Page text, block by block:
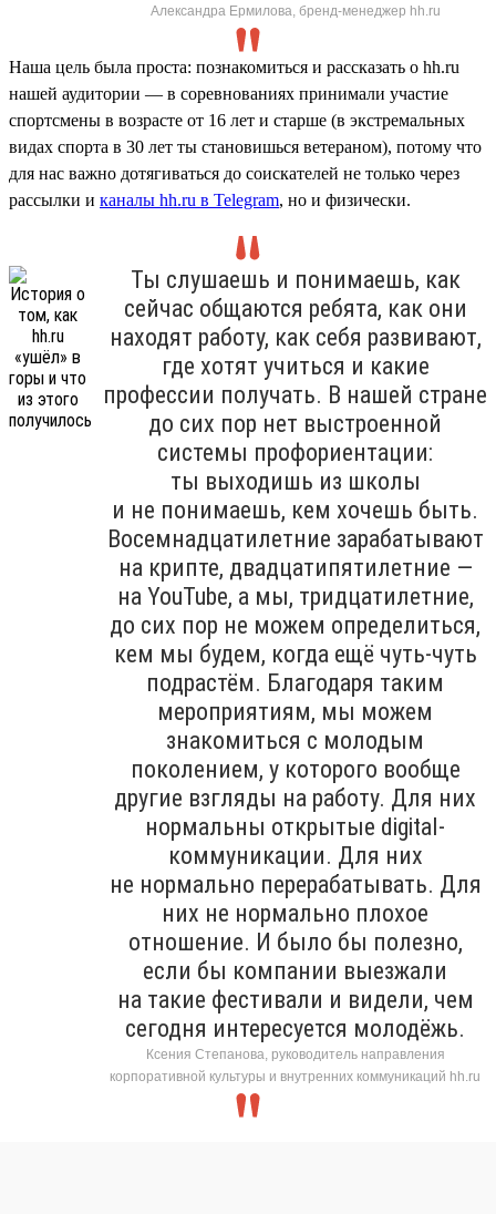
Александра Ермилова, бренд-менеджер hh.ru
Наша цель была проста: познакомиться и рассказать о hh.ru
нашей аудитории — в соревнованиях принимали участие
спортсмены в возрасте от 16 лет и старше (в экстремальных
видах спорта в 30 лет ты становишься ветераном), потому что
для нас важно дотягиваться до соискателей не только через
рассылки и каналы hh.ru в Telegram, но и физически.
Ты слушаешь и понимаешь, как
сейчас общаются ребята, как они
находят работу, как себя развивают,
где хотят учиться и какие
профессии получать. В нашей стране
до сих пор нет выстроенной
системы профориентации:
ты выходишь из школы
и не понимаешь, кем хочешь быть.
Восемнадцатилетние зарабатывают
на крипте, двадцатипятилетние —
на YouTube, а мы, тридцатилетние,
до сих пор не можем определиться,
кем мы будем, когда ещё чуть-чуть
подрастём. Благодаря таким
мероприятиям, мы можем
знакомиться с молодым
поколением, у которого вообще
другие взгляды на работу. Для них
нормальны открытые digital-
коммуникации. Для них
не нормально перерабатывать. Для
них не нормально плохое
отношение. И было бы полезно,
если бы компании выезжали
на такие фестивали и видели, чем
сегодня интересуется молодёжь.
Ксения Степанова, руководитель направления
корпоративной культуры и внутренних коммуникаций hh.ru